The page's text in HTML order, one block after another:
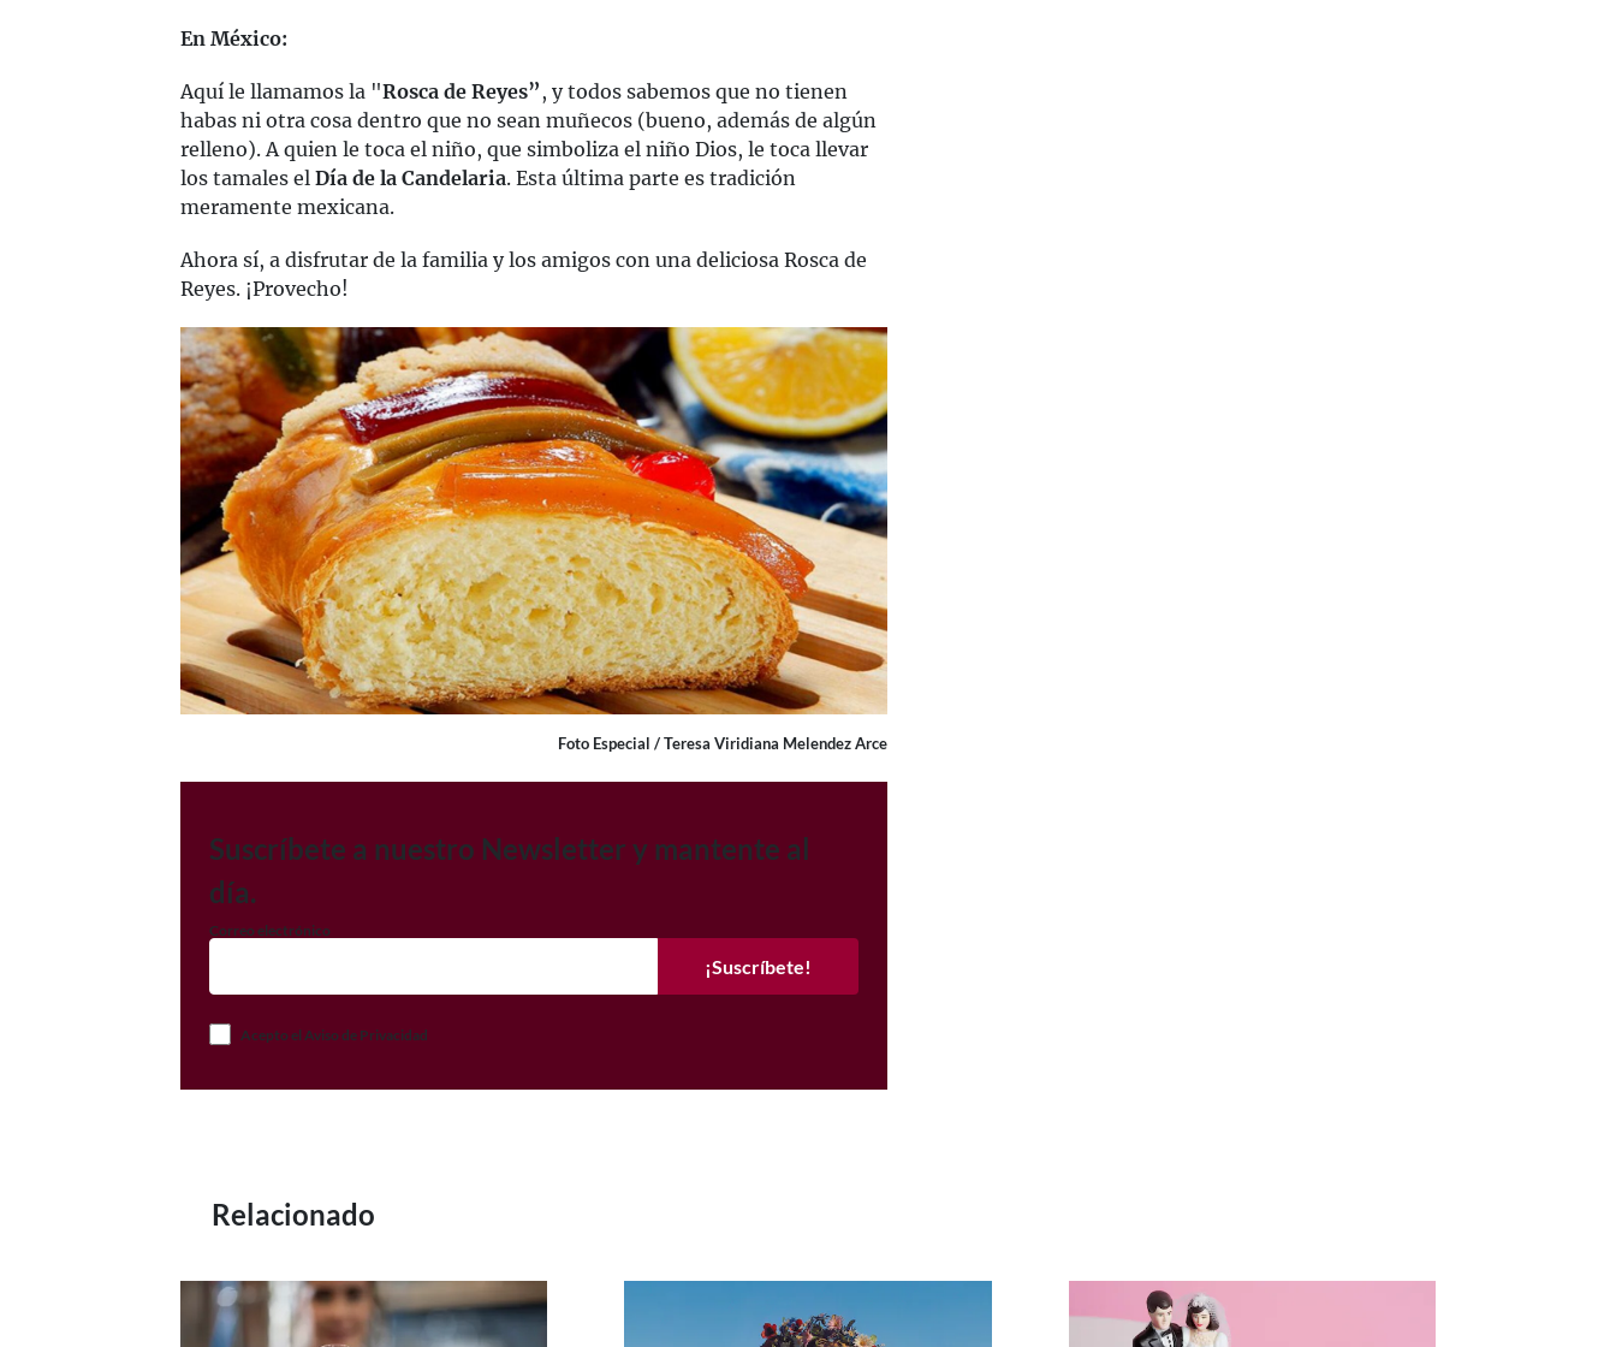
En México:
Aquí le llamamos la "Rosca de Reyes” , y todos sabemos que no tienen
habas ni otra cosa dentro que no sean muñecos (bueno, además de algún
relleno). A quien le toca el niño, que simboliza el niño Dios, le toca llevar
los tamales el Día de la Candelaria. Esta última parte es tradición
meramente mexicana.
Ahora sí, a disfrutar de la familia y los amigos con una deliciosa Rosca de
Reyes. ¡Provecho!
Foto Especial / Teresa Viridiana Melendez Arce
Suscríbete a nuestro Newsletter y mantente al
día.
Correo electrónico
¡Suscríbete!
Acepto el Aviso de Privacidad
Relacionado